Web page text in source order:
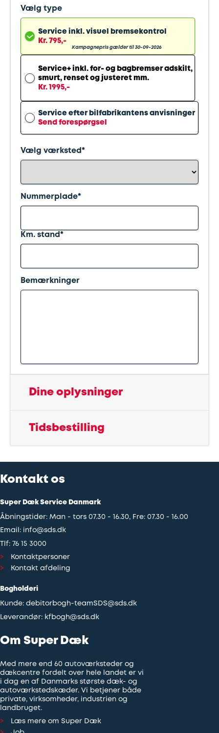
Tandrem
Serviceaftale
Udstødning
SDS
Mobilitet
Se
services
her
Vælg type
Kampagnepris gælder til 30-09-2026
Service inkl. visuel bremsekontrol
Kr. 795,-
Service+ inkl. for- og bagbremser adskilt,
smurt, renset og justeret mm.
Kr. 1995,-
Service efter bilfabrikantens anvisninger
Send forespørgsel
Vælg værksted*
Nummerplade*
Km. stand*
Bemærkninger
Dine oplysninger
Tidsbestilling
Kontakt os
Super Dæk Service Danmark
Åbningstider: Man - tors 07.30 - 16.30, Fre: 07.30 - 16.00
Email: info@sds.dk
Tlf: 76 15 3000
Kontaktpersoner
Kontakt afdeling
Bogholderi
Kunde: debitorbogh-teamSDS@sds.dk
Leverandør: kfbogh@sds.dk
Om Super Dæk
Med mere end 60 autoværksteder og
dækcentre fordelt over hele landet er vi
i dag en af Danmarks største dæk- og
autoværkstedskæder. Vi betjener både
private, virksomheder, industrien og
landbruget.
Læs mere om Super Dæk